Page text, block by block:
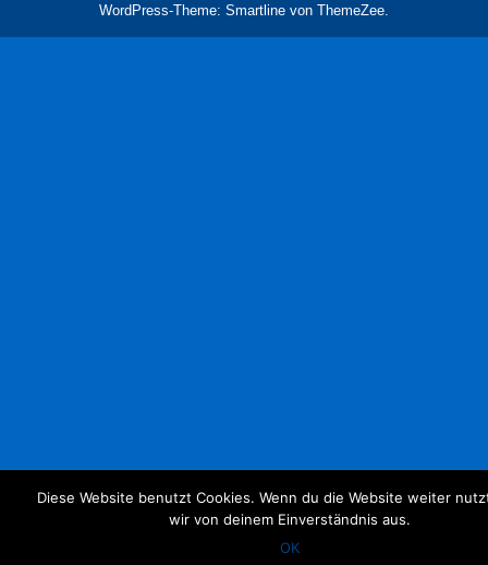
WordPress-Theme: Smartline von ThemeZee.
Diese Website benutzt Cookies. Wenn du die Website weiter
wir von deinem Einverständnis aus.
OK